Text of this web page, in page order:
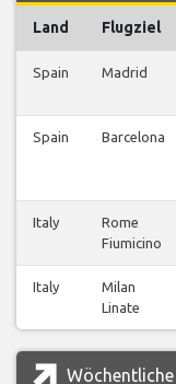
Land Flugziel
Spain Madrid
Spain Barcelona
Italy
Rome
Fiumicino
Italy
Milan
Linate